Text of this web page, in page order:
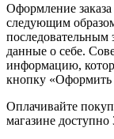
Оформление
следующим
последовательным
данные о себе.
информацию,
кнопку «Оформить
Оплачивайте
магазине